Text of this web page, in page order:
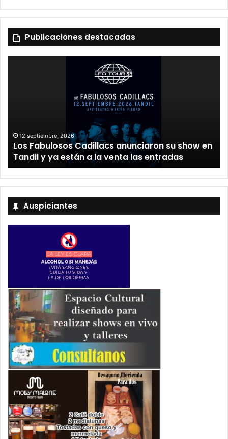
Publicaciones destacadas
12 septiembre, 2026
Los Fabulosos Cadillacs anunciaron su show en
Tandil y ya están a la venta las entradas
Auspiciantes